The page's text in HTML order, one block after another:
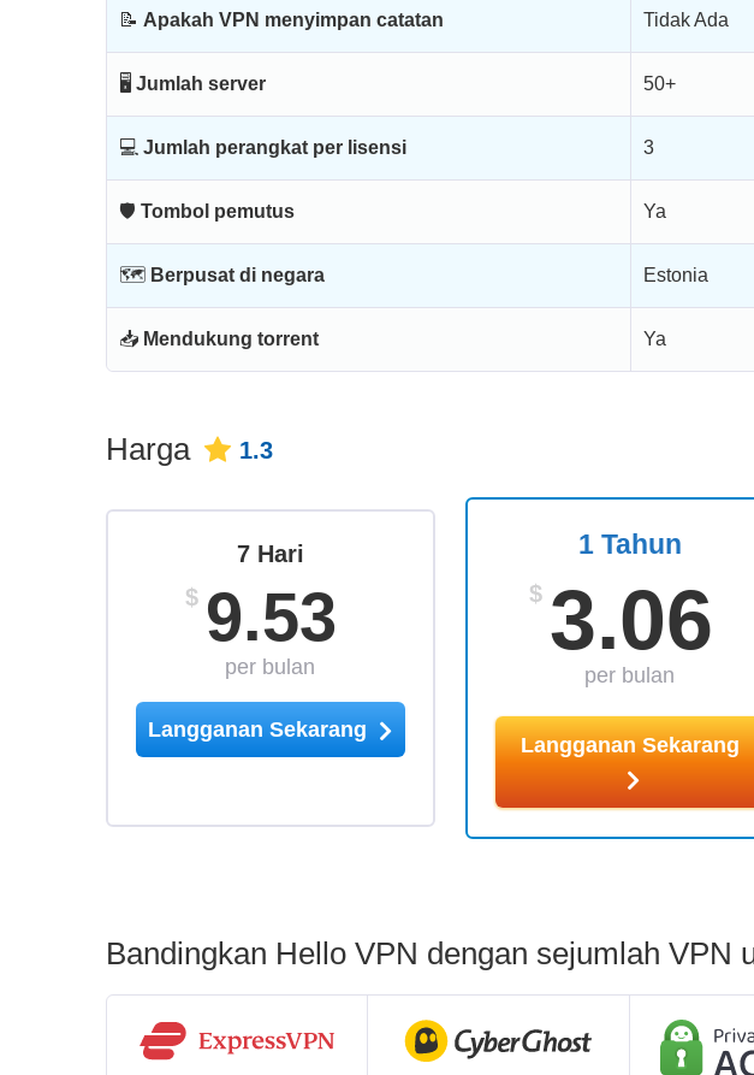
📝 Apakah VPN menyimpan catatan Tidak Ada
🖥 Jumlah server 50+
💻 Jumlah perangkat per lisensi 3
🛡 Tombol pemutus Ya
🗺 Berpusat di negara Estonia
📥 Mendukung torrent Ya
Harga 1.3
1 Tahun
$ 3.06
per bulan
Langganan Sekarang
7 Hari
$ 9.53
per bulan
Langganan Sekarang
Bandingkan Hello VPN dengan sejumlah VPN